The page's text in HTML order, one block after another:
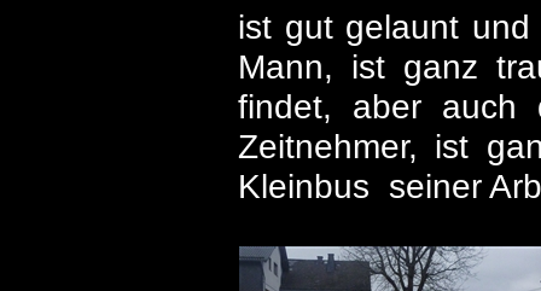
ist gut gelaunt
Mann, ist ganz
findet, aber auch
Zeitnehmer, ist
Kleinbus seiner